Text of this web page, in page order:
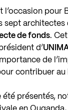
pour
sept
de fonds.
d’
de
contribuer
été présentés,